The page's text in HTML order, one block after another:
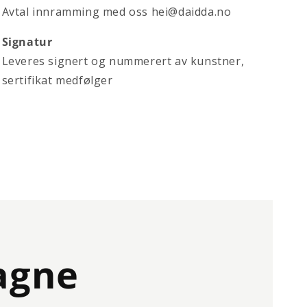
Avtal innramming med oss hei@daidda.no
Signatur
Leveres signert og nummerert av kunstner,
sertifikat medfølger